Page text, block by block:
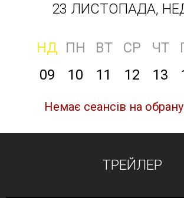
23 ЛИСТОПАДА,
НД ПН ВТ СР ЧТ
09
10 11 12 13
Немає сеансів на
ТРЕЙЛЕР